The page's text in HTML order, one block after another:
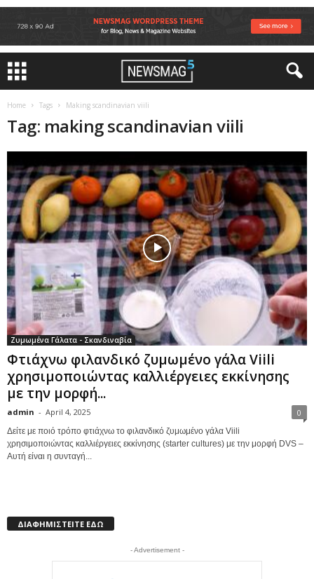
Home Tags Making scandinavian viili
Tag: making scandinavian viili
Ζυμωμένα Γάλατα - Σκανδιναβία
Φτιάχνω φιλανδικό ζυμωμένο γάλα Viili
χρησιμοποιώντας καλλιέργειες εκκίνησης
με την μορφή...
admin - April 4, 2025 0
Δείτε με ποιό τρόπο φτιάχνω το φιλανδικό ζυμωμένο γάλα Viili
χρησιμοποιώντας καλλιέργειες εκκίνησης (starter cultures) με την μορφή DVS –
Αυτή είναι η συνταγή...
ΔΙΑΦΗΜΙΣΤΕΙΤΕ ΕΔΩ
- Advertisement -